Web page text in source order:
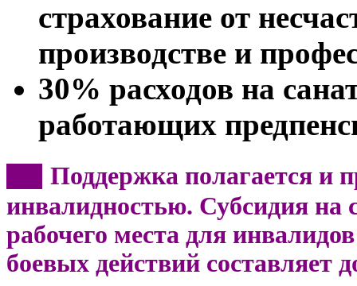
страхование от
производстве и
30% расходов на
работающих
Поддержка полагается и
инвалидностью. Субсидия на
рабочего места для
боевых действий составляет